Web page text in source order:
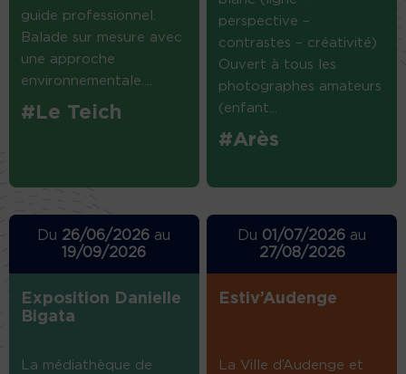
guide professionnel.
Balade sur mesure avec
une approche
environnementale....
#Le Teich
perspective –
contrastes – créativité)
Ouvert à tous les
photographes amateurs
(enfant...
#Arès
Du 26/06/2026 au
19/09/2026
Exposition Danielle
Bigata
La médiathèque de
Du 01/07/2026 au
27/08/2026
Estiv’Audenge
La Ville d’Audenge et